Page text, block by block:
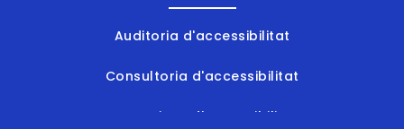
Auditoria d'accessibilitat
Consultoria d'accessibilitat
Formacions d'accessibilitat